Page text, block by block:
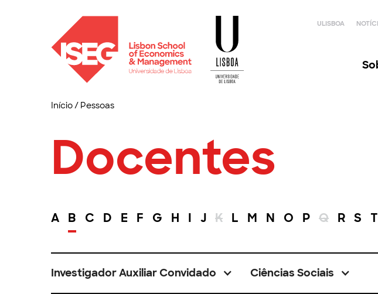
ULISBOA
Início/ Pessoas
Docentes
A B C D E F G H I J K L M N O P Q R S T
Investigador Auxiliar Convidado Ciências Sociais